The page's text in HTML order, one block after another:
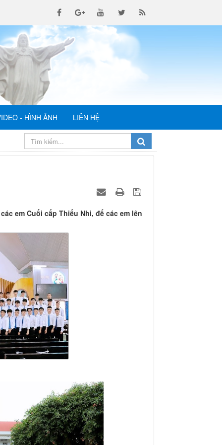
- HÌNH ẢNH LIÊN HỆ
em Cuối cấp Thiếu Nhi, để các em lên